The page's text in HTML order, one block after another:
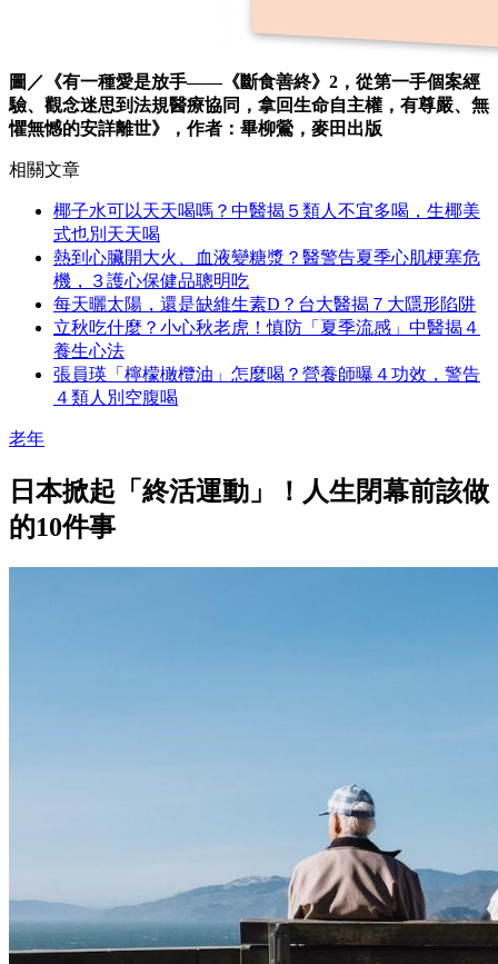
圖／《有一種愛是放手——《斷食善終》2，從第一手個案經
驗、觀念迷思到法規醫療協同，拿回生命自主權，有尊嚴、無
懼無憾的安詳離世》，作者：畢柳鶯，麥田出版
相關文章
椰子水可以天天喝嗎？中醫揭５類人不宜多喝，生椰美
式也別天天喝
熱到心臟開大火、血液變糖漿？醫警告夏季心肌梗塞危
機，３護心保健品聰明吃
每天曬太陽，還是缺維生素D？台大醫揭７大隱形陷阱
立秋吃什麼？小心秋老虎！慎防「夏季流感」中醫揭４
養生心法
張員瑛「檸檬橄欖油」怎麼喝？營養師曝４功效，警告
４類人別空腹喝
老年
日本掀起「終活運動」！人生閉幕前該做
的10件事